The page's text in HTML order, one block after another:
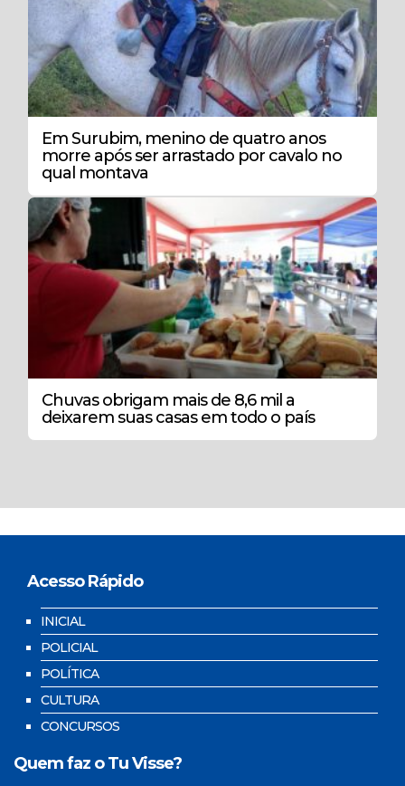
Em Surubim, menino de quatro anos
morre após ser arrastado por cavalo no
qual montava
Chuvas obrigam mais de 8,6 mil a
deixarem suas casas em todo o país
Acesso Rápido
INICIAL
POLICIAL
POLÍTICA
CULTURA
CONCURSOS
Quem faz o Tu Visse?